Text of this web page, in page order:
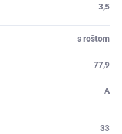
3,5
s roštom
77,9
A
33